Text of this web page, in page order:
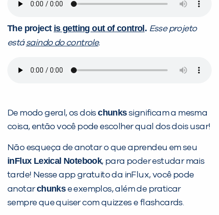
The project is getting out of control . Esse projeto
estásaindo do controle.
De modo geral, os doischunkssignificam a mesma
coisa, então você pode escolher qual dos dois usar!
Não esqueça de anotar o que aprendeu em seu
inFlux Lexical Notebook, para poder estudar mais
tarde! Nesse app gratuito da inFlux, você pode
anotarchunkse exemplos, além de praticar
sempre que quiser com quizzes e flashcards.